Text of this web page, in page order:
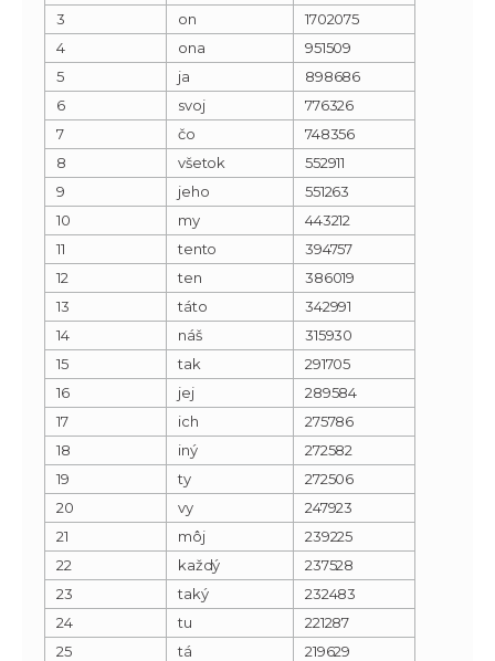
3
on
1702075
4
ona
951509
5
ja
898686
6
svoj
776326
7
čo
748356
8
všetok
552911
9
jeho
551263
10
my
443212
11
tento
394757
12
ten
386019
13
táto
342991
14
náš
315930
15
tak
291705
16
jej
289584
17
ich
275786
18
iný
272582
19
ty
272506
20
vy
247923
21
môj
239225
22
každý
237528
23
taký
232483
24
tu
221287
25
tá
219629